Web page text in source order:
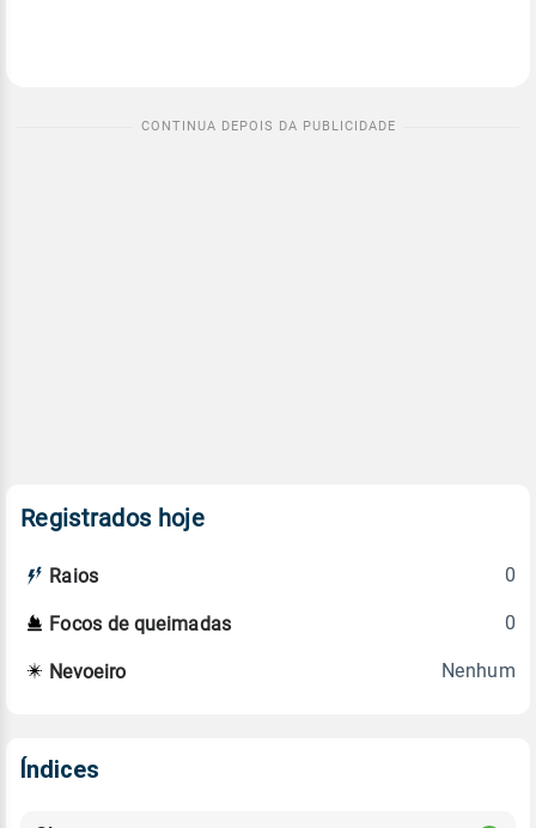
Registrados hoje
Raios 0
Focos de queimadas 0
Nevoeiro Nenhum
Índices